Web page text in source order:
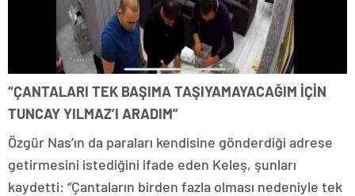
“ÇANTALARI TEK BAŞIMA TAŞIYAMAYACAĞIM İÇİN
TUNCAY YILMAZ’I ARADIM”
Özgür Nas’ın da paraları kendisine gönderdiği adrese
getirmesini istediğini ifade eden Keleş, şunları
kaydetti: “Çantaların birden fazla olması nedeniyle tek